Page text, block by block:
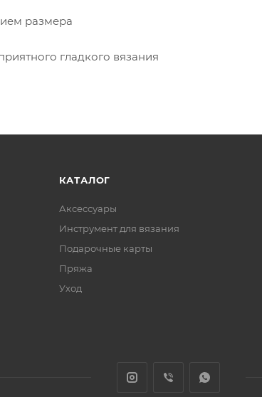
размера
гладкого вязания
КАТАЛОГ
Аксессуары
Инструмент для вязания
Подарочные карты
Пряжа
Уход